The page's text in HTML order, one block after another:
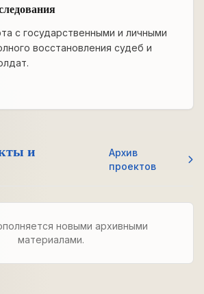
с государственными и личными
восстановления судеб и
и
Архив
проектов
новыми архивными
материалами.